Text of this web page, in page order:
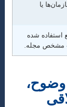
یا
استفاده شده
مشخص مجله.
وضوح،